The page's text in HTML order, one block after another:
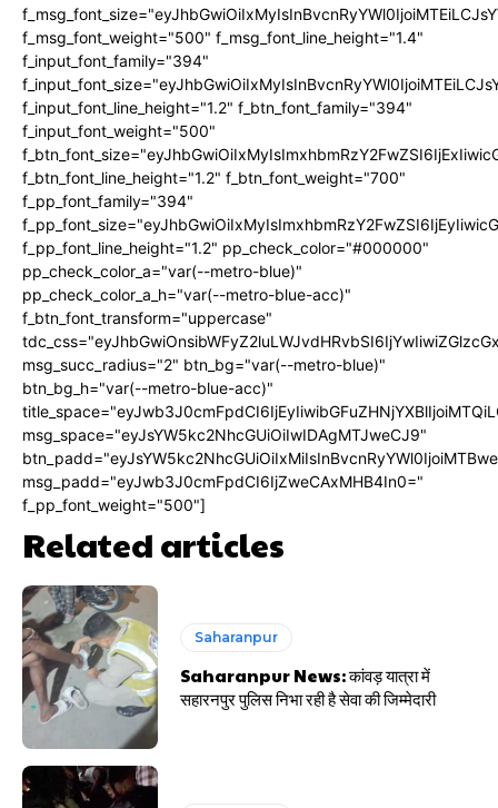
f_msg_font_weight="500" f_msg_font_line_height="1.4"
f_input_font_family="394"
f_input_font_line_height="1.2" f_btn_font_family="394"
f_input_font_weight="500"
f_btn_font_line_height="1.2" f_btn_font_weight="700"
f_pp_font_family="394"
f_pp_font_line_height="1.2" pp_check_color="#000000"
pp_check_color_a="var(--metro-blue)"
pp_check_color_a_h="var(--metro-blue-acc)"
f_btn_font_transform="uppercase"
msg_succ_radius="2" btn_bg="var(--metro-blue)"
btn_bg_h="var(--metro-blue-acc)"
msg_space="eyJsYW5kc2NhcGUiOiIwIDAgMTJweCJ9"
msg_padd="eyJwb3J0cmFpdCI6IjZweCAxMHB4In0="
f_pp_font_weight="500"]
Related articles
Saharanpur
Saharanpur News: कांवड़ यात्रा में
सहारनपुर पुलिस निभा रही है सेवा की जिम्मेदारी